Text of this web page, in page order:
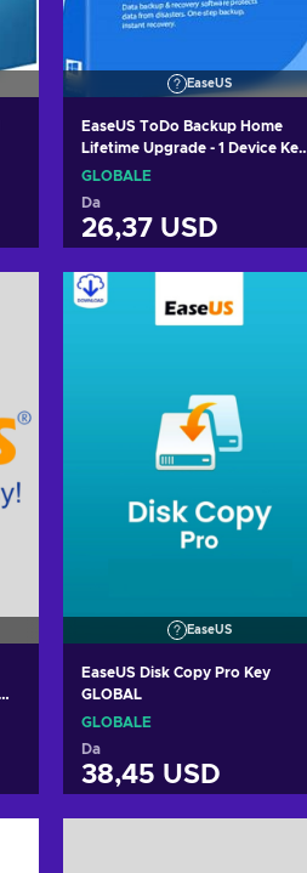
EaseUS
EaseUS ToDo Backup Home
Lifetime Upgrade - 1 Device Key
GLOBAL
GLOBALE
Da
26,37 USD
Visualizza offerte
EaseUS
EaseUS Disk Copy Pro Key
GLOBAL
GLOBALE
Da
38,45 USD